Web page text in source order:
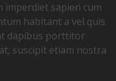
imperdiet sapien cum
habitant a vel quis
dapibus porttitor
suscipit etiam nostra